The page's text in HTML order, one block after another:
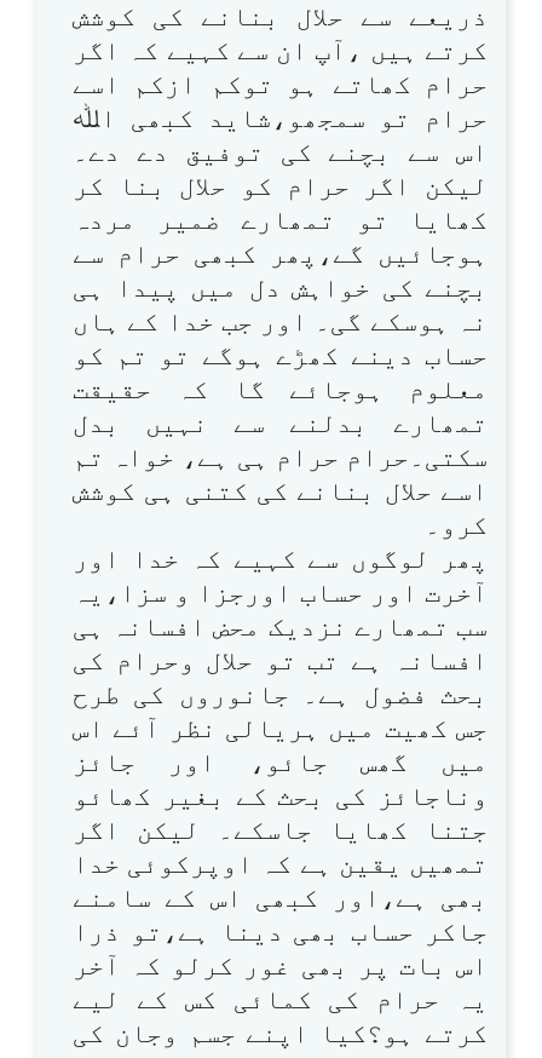
ذریعے سے حلال بنانے کی کوشش
کرتے ہیں ،آپ ان سے کہیے کہ اگر
حرام کھاتے ہو توکم ازکم اسے
حرام تو سمجھو،شاید کبھی اﷲ
اس سے بچنے کی توفیق دے دے۔
لیکن اگر حرام کو حلال بنا کر
کھایا تو تمھارے ضمیر مردہ
ہوجائیں گے،پھر کبھی حرام سے
بچنے کی خواہش دل میں پیدا ہی
نہ ہوسکے گی۔ اور جب خدا کے ہاں
حساب دینے کھڑے ہوگے تو تم کو
معلوم ہوجائے گا کہ حقیقت
تمھارے بدلنے سے نہیں بدل
سکتی۔حرام حرام ہی ہے، خواہ تم
اسے حلال بنانے کی کتنی ہی کوشش
کرو۔
پھر لوگوں سے کہیے کہ خدا اور
آخرت اور حساب اورجزا و سزا،یہ
سب تمھارے نزدیک محض افسانہ ہی
افسانہ ہے تب تو حلال وحرام کی
بحث فضول ہے۔ جانوروں کی طرح
جس کھیت میں ہریالی نظر آئے اس
میں گھس جائو، اور جائز
وناجائز کی بحث کے بغیر کھائو
جتنا کھایا جاسکے۔ لیکن اگر
تمھیں یقین ہے کہ اوپرکوئی خدا
بھی ہے،اور کبھی اس کے سامنے
جاکر حساب بھی دینا ہے،تو ذرا
اس بات پر بھی غور کرلو کہ آخر
یہ حرام کی کمائی کس کے لیے
کرتے ہو؟کیا اپنے جسم وجان کی